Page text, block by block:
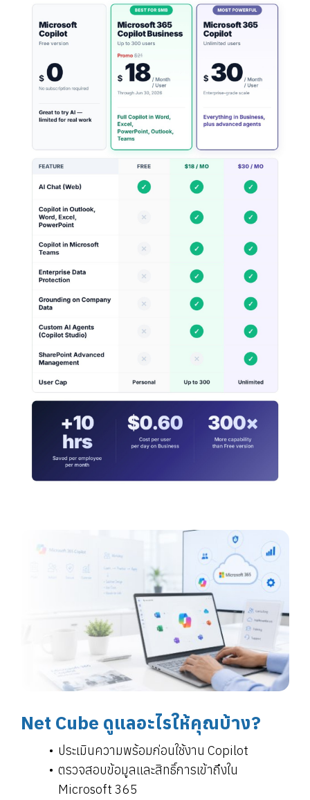
Net Cube ดูแลอะไรให้คุณบ้าง?
ประเมินความพร้อมก่อนใช้งาน Copilot
ตรวจสอบข้อมูลและสิทธิ์การเข้าถึงใน
Microsoft 365